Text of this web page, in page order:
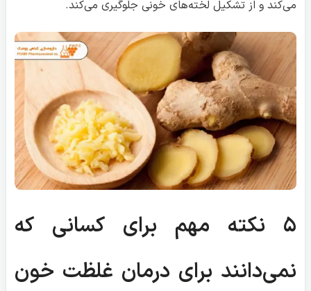
۵ نکته مهم برای کسانی که
نمی‌دانند برای درمان غلظت خون
خود چه بخورند!
تا می‌توانید مایعات، خصوصا آب بنوشید. نوشیدن آب کافی
شما جلوگیری می‌کند.